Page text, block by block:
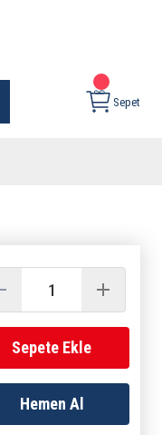
Sepet
Sepete Ekle
Hemen Al